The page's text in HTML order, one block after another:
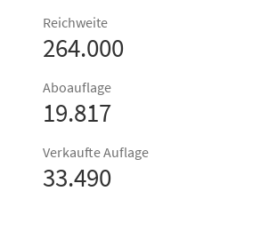
Reichweite
264.000
Aboauflage
19.817
Verkaufte Auflage
33.490